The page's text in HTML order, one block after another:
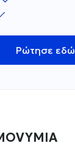
Ρώτησε εδώ